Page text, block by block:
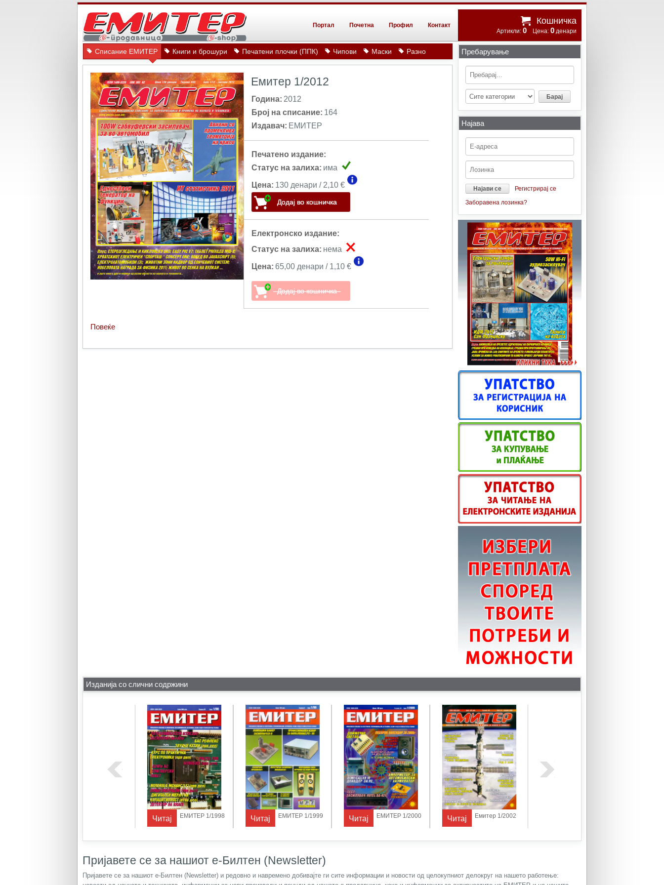
Кошничка
Артикли: 0 Цена: 0 денари
Портал Почетна Профил Контакт
Списание ЕМИТЕР Книги и брошури Печатени плочки (ППК) Чипови Маски Разно
Емитер 1/2012
Година: 2012
Број на списание: 164
Издавач: ЕМИТЕР
Печатено издание:
Статус на залиха: има
Цена: 130 денари / 2,10 €
Електронско издание:
Статус на залиха: нема
Цена: 65,00 денари / 1,10 €
Повеќе
Пребарување
Најава
Регистрирај се
Заборавена лозинка?
Изданија со слични содржини
Читај ЕМИТЕР 1/1998 Читај ЕМИТЕР 1/1999 Читај ЕМИТЕР 1/2000 Читај Емитер 1/2002
Пријавете се за нашиот е-Билтен (Newsletter)
Пријавете се за нашиот е-Билтен (Newsletter) и редовно и навремено добивајте ги сите информации и новости од целокупниот делокруг на нашето работење: